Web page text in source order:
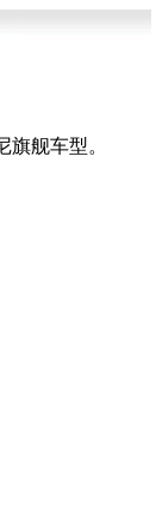
舰车型。